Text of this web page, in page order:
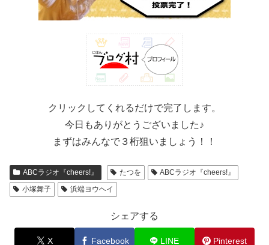
クリックしてくれるだけで完了します。
今日もありがとうございました♪
まずはみんなで３桁狙いましょう！！
ABCラジオ『cheers!』 たつを
ABCラジオ『cheers!』
小塚舞子
浜端ヨウヘイ
シェアする
X Facebook LINE Pinterest